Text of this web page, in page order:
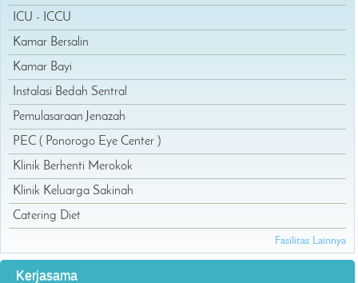
ICU - ICCU
Kamar Bersalin
Kamar Bayi
Instalasi Bedah Sentral
Pemulasaraan Jenazah
PEC ( Ponorogo Eye Center )
Klinik Berhenti Merokok
Klinik Keluarga Sakinah
Catering Diet
Fasilitas Lainnya
Kerjasama